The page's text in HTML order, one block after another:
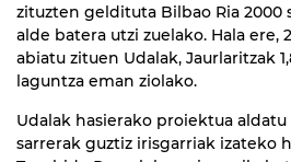
zituzten geldituta Bilbao Ria 2000
alde batera utzi zuelako. Hala ere,
abiatu zituen Udalak, Jaurlaritzak
laguntza eman ziolako.
Udalak hasierako proiektua
sarrerak guztiz irisgarriak izateko